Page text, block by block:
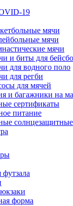
19
мячи
мячи
мячи
и биты для
для водного поло
для регби
для мячей
и багажники на
сертификаты
питание
форма